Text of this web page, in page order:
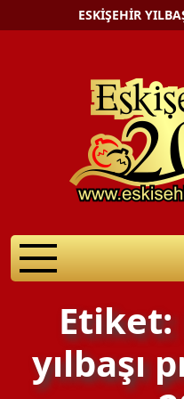
ESKIŞEHIR
Etiket:
yılbaşı